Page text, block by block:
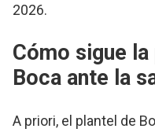
2026.
Cómo sigue
Boca ante la
A priori, el plantel de